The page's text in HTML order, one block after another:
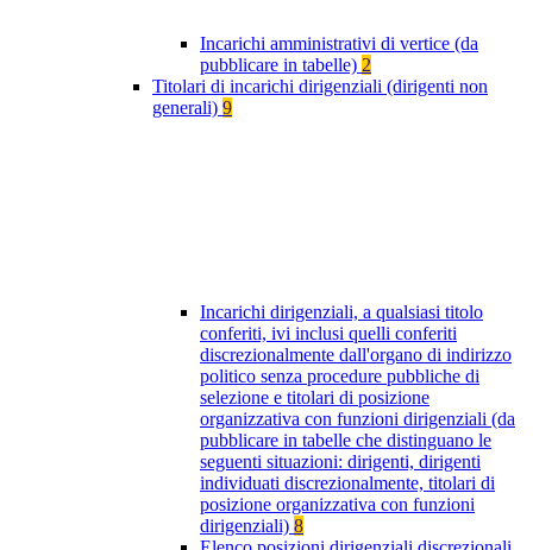
Incarichi amministrativi di vertice (da
pubblicare in tabelle) 2
Titolari di incarichi dirigenziali (dirigenti non
generali) 9
Incarichi dirigenziali, a qualsiasi titolo
conferiti, ivi inclusi quelli conferiti
discrezionalmente dall'organo di indirizzo
politico senza procedure pubbliche di
selezione e titolari di posizione
organizzativa con funzioni dirigenziali (da
pubblicare in tabelle che distinguano le
seguenti situazioni: dirigenti, dirigenti
individuati discrezionalmente, titolari di
posizione organizzativa con funzioni
dirigenziali) 8